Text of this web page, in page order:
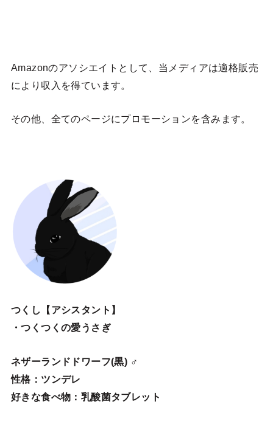
Amazonのアソシエイトとして、当メディアは適格販売
により収入を得ています。
その他、全てのページにプロモーションを含みます。
つくし【アシスタント】
・つくつくの愛うさぎ
ネザーランドドワーフ(黒) ♂
性格：ツンデレ
好きな食べ物：乳酸菌タブレット